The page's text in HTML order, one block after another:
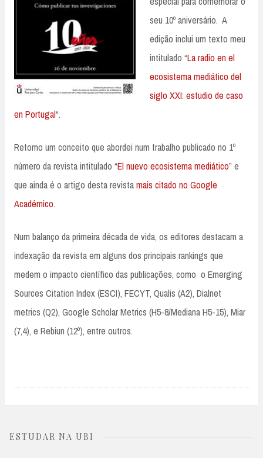
seu 10º aniversário. A
edição inclui um texto meu
intitulado “La radio en el
ecosistema mediático del
siglo XXI: estudio de caso
en Portugal“.
Retomo um conceito que abordei num trabalho publicado no 1º
número da revista intitulado “El nuevo ecosistema mediático” e
que ainda é o artigo desta revistamais citado no Google
Académico.
Num balanço da primeira década de vida, os editores destacam a
indexação da revista em alguns dos principais rankings que
medem o impacto científico das publicações, como o Emerging
Sources Citation Index (ESCI), FECYT, Qualis (A2), Dialnet
metrics (Q2), Google Scholar Metrics (H5-8/Mediana H5-15), Miar
(7,4), e Rebiun (12º), entre outros.
ESTUDAR NA UBI